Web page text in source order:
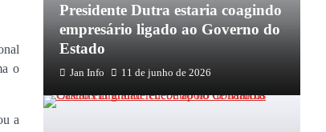
o
a
Presidente Dutra estaria coagindo
empresário ligado ao Governo do
Estado
Jan Info 11 de junho de 2026